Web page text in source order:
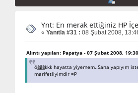
Ynt: En merak ettiğiniz HP
« Yanıtla #31 : 08 Şubat 2008,
Alıntı yapılan: Papatya - 07 Şubat 2008,
öğğğkkk hayatta yiyemem..Sana yapıyım
marifetliyimdir =P